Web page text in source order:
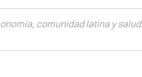
comunidad latina y salud.